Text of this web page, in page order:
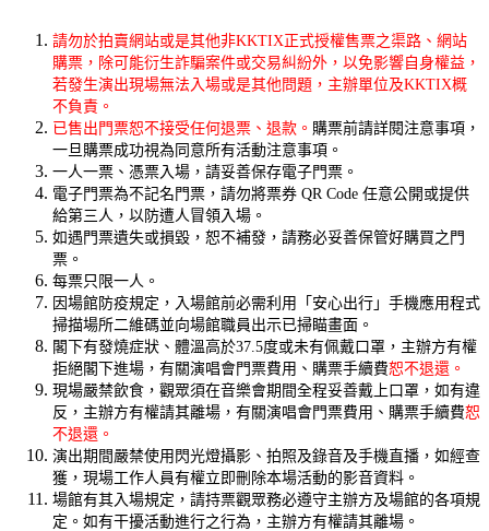
請勿於拍賣網站或是其他非KKTIX正式授權售票之渠路、網站
購票，除可能衍生詐騙案件或交易糾紛外，以免影響自身權益，
若發生演出現場無法入場或是其他問題，主辦單位及KKTIX概
不負責。
已售出門票恕不接受任何退票、退款。 購票前請詳閱注意事項，
一旦購票成功視為同意所有活動注意事項。
一人一票、憑票入場，請妥善保存電子門票。
電子門票為不記名門票，請勿將票券 QR Code 任意公開或提供
給第三人，以防遭人冒領入場。
如遇門票遺失或損毀，恕不補發，請務必妥善保管好購買之門
票。
每票只限一人。
因場館防疫規定，入場館前必需利用「安心出行」手機應用程式
掃描場所二維碼並向場館職員出示已掃瞄畫面。
閣下有發燒症狀、體溫高於37.5度或未有佩戴口罩，主辦方有權
拒絕閣下進場，有關演唱會門票費用、購票手續費恕不退還。
現場嚴禁飲食，觀眾須在音樂會期間全程妥善戴上口罩，如有違
反，主辦方有權請其離場，有關演唱會門票費用、購票手續費恕
不退還。
演出期間嚴禁使用閃光燈攝影、拍照及錄音及手機直播，如經查
獲，現場工作人員有權立即刪除本場活動的影音資料。
場館有其入場規定，請持票觀眾務必遵守主辦方及場館的各項規
定。如有干擾活動進行之行為，主辦方有權請其離場。